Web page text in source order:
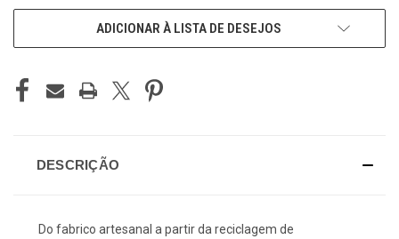
ADICIONAR À LISTA DE DESEJOS
DESCRIÇÃO
Do fabrico artesanal a partir da reciclagem de